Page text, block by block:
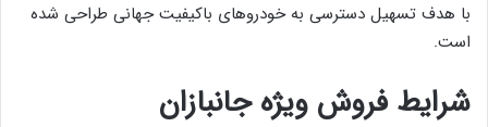
با هدف تسهیل دسترسی به خودروهای باکیفیت جهانی طراحی شده
است.
شرایط فروش ویژه جانبازان